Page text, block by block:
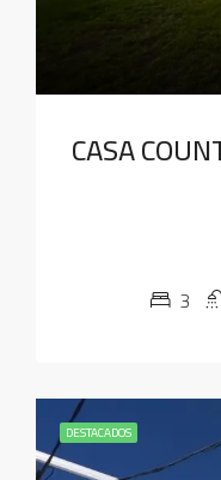
3
DESTACADOS